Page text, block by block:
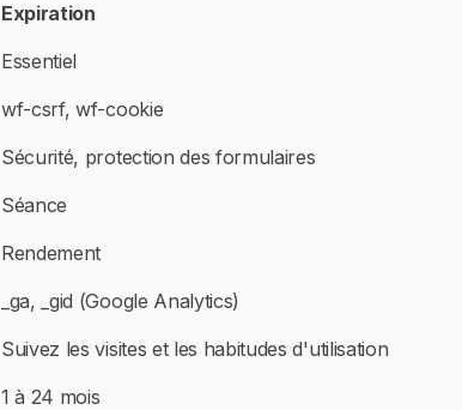
Expiration
Essentiel
wf-csrf, wf-cookie
Sécurité, protection des formulaires
Séance
Rendement
_ga, _gid (Google Analytics)
Suivez les visites et les habitudes d'utilisation
1 à 24 mois